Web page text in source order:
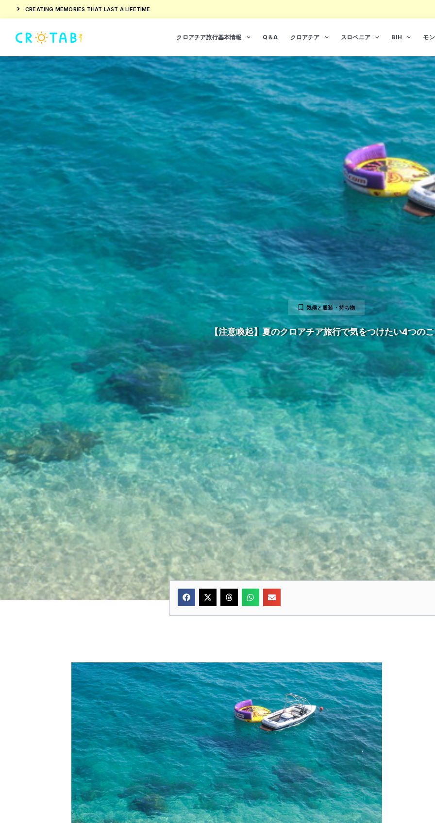
CREATING MEMORIES THAT LAST A LIFETIME
クロアチア旅行基本情報 Q＆A クロアチア スロベニア BIH モ
気候と服装・持ち物
【注意喚起】夏のクロアチア旅行で気をつけたい4つの